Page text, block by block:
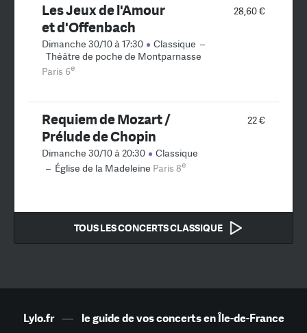
28,60 €
Les Jeux de l'Amour
et d'Offenbach
Dimanche 30/10 à 17:30 Classique –
Théâtre de poche de Montparnasse
Paris 6e
22 €
Requiem de Mozart /
Prélude de Chopin
Dimanche 30/10 à 20:30
Classique
– Église de la Madeleine Paris 8e
TOUS LES CONCERTS CLASSIQUE
Lylo.fr— le guide de vos concerts en Île-de-France